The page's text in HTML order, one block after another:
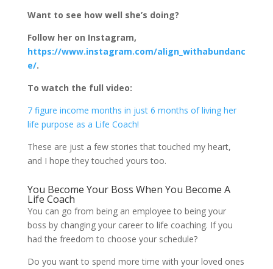
Want to see how well she’s doing?
Follow her on Instagram,
https://www.instagram.com/align_withabundanc
e/.
To watch the full video:
7 figure income months in just 6 months of living her
life purpose as a Life Coach!
These are just a few stories that touched my heart,
and I hope they touched yours too.
You Become Your Boss When You Become A
Life Coach
You can go from being an employee to being your
boss by changing your career to life coaching. If you
had the freedom to choose your schedule?
Do you want to spend more time with your loved ones